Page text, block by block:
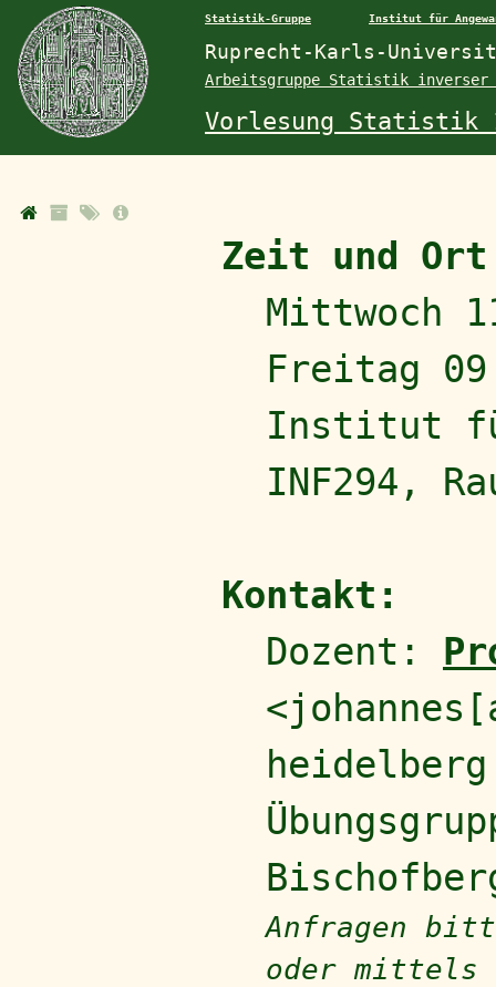
Statistik-Gruppe Institut für
Ruprecht-Karls-
Arbeitsgruppe Statistik inverser
Vorlesung Statistik
Zeit und
Mittwoch
Freitag
Institut für
INF294,
Kontakt:
Dozent:
Anfragen
oder mittels